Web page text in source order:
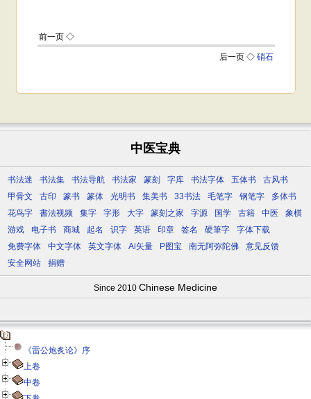
中医宝典
书法迷 书法集 书法导航 书法家 篆刻 字库 书法字体 五体书
古风书
甲骨文
古印 篆书 篆体 光明书 集美书 33书法 毛笔字 钢笔字
多体书
花鸟字
書法视频 集字 字形 大字 篆刻之家 字源 国学 古籍 中医
象棋
游戏
电子书 商城 起名 识字 英语 印章 签名 硬筆字
字体下载
免费字体
中文字体 英文字体 Ai矢量 P图宝 南无阿弥陀佛
意见反馈
安全网站
捐赠
Since 2010 Chinese Medicine
《雷公炮炙论》序
上卷
中卷